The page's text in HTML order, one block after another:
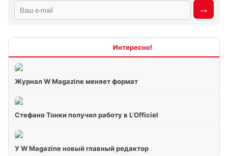
Журнал W Magazine меняет формат
Стефано Тонки получил работу в L’Officiel
У W Magazine новый главный редактор